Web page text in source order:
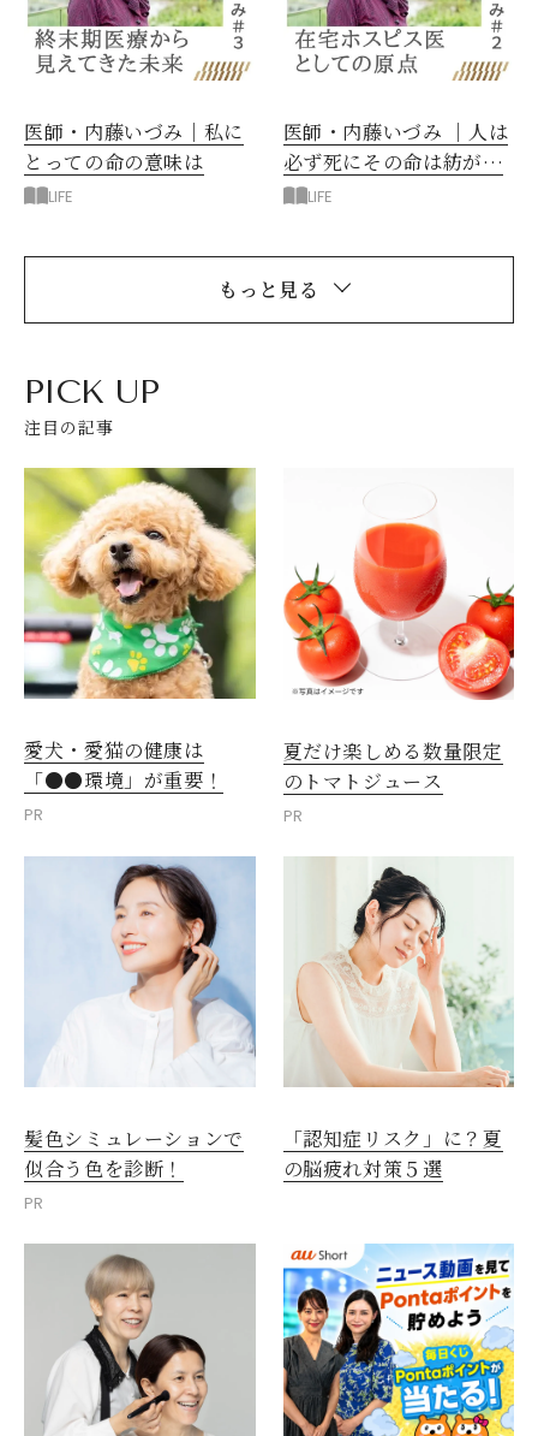
医師・内藤いづみ｜私に
とっての命の意味は
LIFE
医師・内藤いづみ ｜人は
必ず死にその命は紡がれ
る LIFE
もっと見る
PICK UP
注目の記事
愛犬・愛猫の健康は
「●●環境」が重要！
PR
夏だけ楽しめる数量限定
のトマトジュース
PR
髪色シミュレーションで
似合う色を診断！
PR
「認知症リスク」に？夏
の脳疲れ対策５選